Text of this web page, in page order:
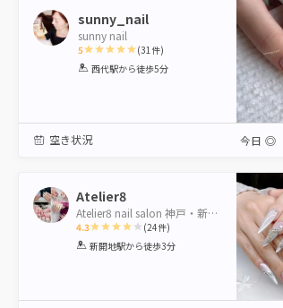
sunny_nail
sunny nail
5
1 2 3 4 5
(31 件)
西代駅から徒歩5分
空き状況 今日 ◎
Atelier8
Atelier8 nail salon 神戸・新開地
4.3
1 2 3 4 5
(24件)
新開地駅から徒歩3分